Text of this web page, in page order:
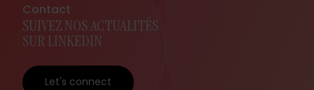
SUIVEZ NOS ACTUALITÉS
SUR LINKEDIN
Let's connect
Contact